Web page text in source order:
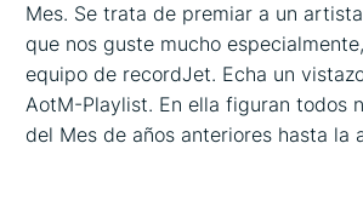
Mes. Se trata de premiar a un
que nos guste mucho
equipo de recordJet. Echa un
AotM-Playlist. En ella figuran todos
del Mes de años anteriores hasta la